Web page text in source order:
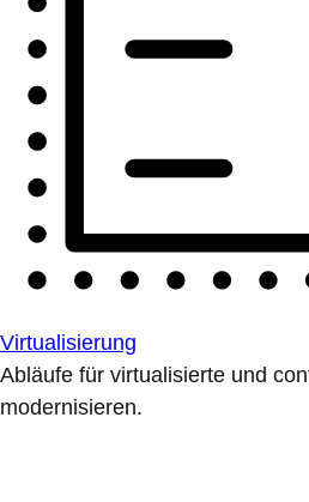
Virtualisierung
Abläufe für virtualisierte und
modernisieren.